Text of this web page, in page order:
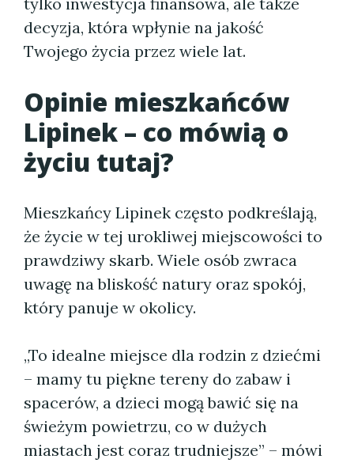
decyzja, która wpłynie na jakość
Twojego życia przez wiele lat.
Opinie mieszkańców
Lipinek – co mówią o
życiu tutaj?
Mieszkańcy Lipinek często podkreślają,
że życie w tej urokliwej miejscowości to
prawdziwy skarb. Wiele osób zwraca
uwagę na bliskość natury oraz spokój,
który panuje w okolicy.
„To idealne miejsce dla rodzin z dziećmi
– mamy tu piękne tereny do zabaw i
spacerów, a dzieci mogą bawić się na
świeżym powietrzu, co w dużych
miastach jest coraz trudniejsze” – mówi